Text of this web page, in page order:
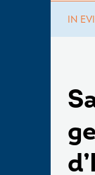
IN